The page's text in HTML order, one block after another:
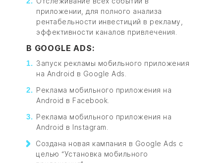
приложении, для полного анализа
рентабельности инвестиций в рекламу,
эффективности каналов привлечения.
В GOOGLE ADS:
Запуск рекламы мобильного приложения
на Android в Google Ads.
Реклама мобильного приложения на
Android в Facebook.
Реклама мобильного приложения на
Android в Instagram.
Создана новая кампания в Google Ads с
целью “Установка мобильного